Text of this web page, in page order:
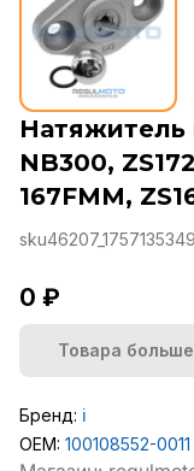
Натяжитель
NB300,
167FMM,
0 ₽
Товара
Бренд: ℹ️
OEM: 100108552-0011